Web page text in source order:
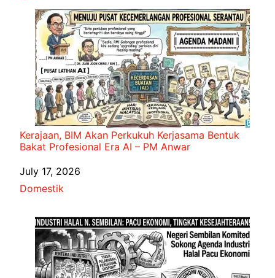
Kerajaan, BIM Akan Perkukuh Kerjasama Bentuk
Bakat Profesional Era AI – PM Anwar
Date
July 17, 2026
In relation to
Domestik